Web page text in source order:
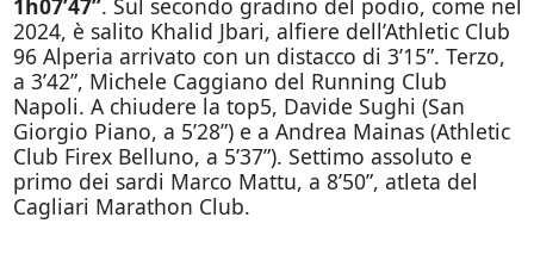
2024, è salito Khalid Jbari, alfiere dell’Athletic Club
96 Alperia arrivato con un distacco di 3’15”. Terzo,
a 3’42”, Michele Caggiano del Running Club
Napoli. A chiudere la top5, Davide Sughi (San
Giorgio Piano, a 5’28”) e a Andrea Mainas (Athletic
Club Firex Belluno, a 5’37”). Settimo assoluto e
primo dei sardi Marco Mattu, a 8’50”, atleta del
Cagliari Marathon Club.